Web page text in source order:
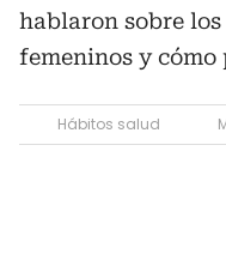
hablaron sobre
femeninos y cómo
Hábitos salud